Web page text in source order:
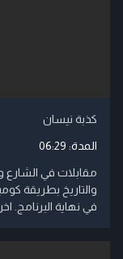
كذبة نيسان
المدة: 06:29
مقابلات في الشارع
والتاريخ بطريقة
في نهاية البرنامج.